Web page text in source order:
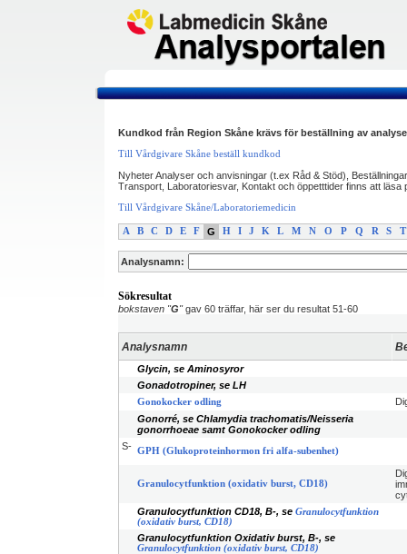
Kundkod från Region Skåne krävs för beställning av
Till Vårdgivare Skåne beställ kundkod
Nyheter Analyser och anvisningar (t.ex Råd & Stöd),
Transport, Laboratoriesvar, Kontakt och öppetttider finns att läsa
Till Vårdgivare Skåne/Laboratoriemedicin
A B C D E F G H I J K L M N O P Q R S T
Analysnamn:
Sökresultat
bokstaven "G"gav 60 träffar, här ser du resultat 51-60
Analysnamn
Glycin, se Aminosyror
Gonadotropiner, se LH
Gonokocker odling
Gonorré, se Chlamydia trachomatis/Neisseria
gonorrhoeae samt Gonokocker odling
S- GPH (Glukoproteinhormon fri alfa-subenhet)
Granulocytfunktion (oxidativ burst, CD18)
Granulocytfunktion CD18, B-, se Granulocytfunktion
(oxidativ burst, CD18)
Granulocytfunktion Oxidativ burst, B-, se
Granulocytfunktion (oxidativ burst, CD18)